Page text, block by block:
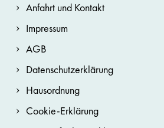
Anfahrt und Kontakt
Impressum
AGB
Datenschutzerklärung
Hausordnung
Cookie-Erklärung